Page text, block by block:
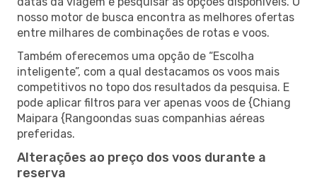
nosso motor de busca encontra as melhores ofertas
entre milhares de combinações de rotas e voos.
Também oferecemos uma opção de “Escolha
inteligente”, com a qual destacamos os voos mais
competitivos no topo dos resultados da pesquisa. E
pode aplicar filtros para ver apenas voos de {Chiang
Maipara {Rangoondas suas companhias aéreas
preferidas.
Alterações ao preço dos voos durante a
reserva